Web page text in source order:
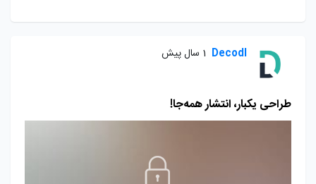
Decodl 1 سال پیش
طراحی یکبار، انتشار همه‌جا!